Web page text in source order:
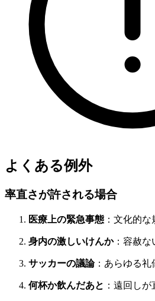
よくある例外
率直さが許される場合
医療上の緊急事態 ：文化的
身内の激しいけんか：容赦な
サッカーの議論：あらゆる礼
何杯か飲んだあと ：遠回し